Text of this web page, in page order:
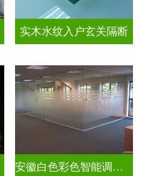
实木水纹入户玄关隔断
安徽白色彩色智能调光玻璃厂家